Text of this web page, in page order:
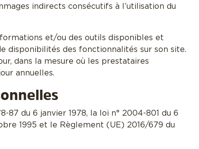
indirects consécutifs à l’utilisation du
et/ou des outils disponibles et
disponibilités des fonctionnalités sur son site.
dans la mesure où les prestataires
annuelles.
du 6 janvier 1978, la loi n° 2004-801 du 6
1995 et le Règlement (UE) 2016/679 du